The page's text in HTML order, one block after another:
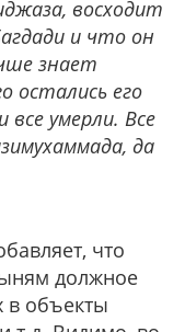
восходит
и что он
знает
остались его
все умерли. Все
да
что
должное
в объекты